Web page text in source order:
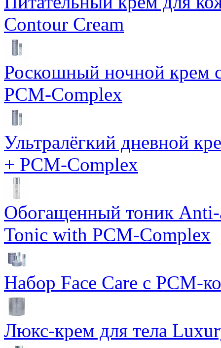
Contour Cream
Роскошный ночной крем
PCM-Complex
Ультралёгкий дневной
+ PCM-Complex
Обогащенный тоник Anti-
Tonic with PCM-Complex
Набор Face Care с PCM-
Люкс-крем для тела